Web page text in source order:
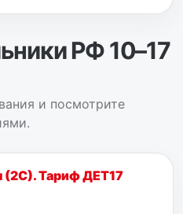
РФ 10–17
и посмотрите
(2С). Тариф ДЕТ17